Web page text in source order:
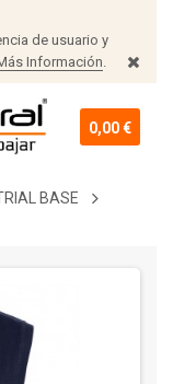
de usuario y
Información.
0,00 €
BASE